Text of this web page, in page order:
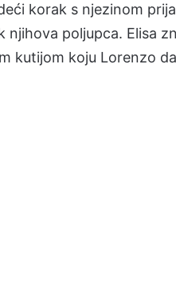
korak s njezinom
njihova poljupca. Elisa
kutijom koju Lorenzo